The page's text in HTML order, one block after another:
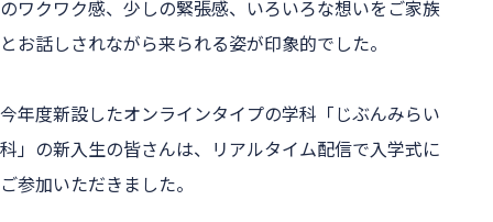
のワクワク感、少しの緊張感、いろいろな想いをご家族
とお話しされながら来られる姿が印象的でした。
今年度新設したオンラインタイプの学科「じぶんみらい
科」の新入生の皆さんは、リアルタイム配信で入学式に
ご参加いただきました。